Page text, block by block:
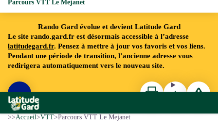
Rando Gard évolue et devient Latitude Gard
Le site rando.gard.fr est désormais accessible à l’adresse
latitudegard.fr. Pensez à mettre à jour vos favoris et vos liens.
Pendant une période de transition, l’ancienne adresse vous
redirigera automatiquement vers le nouveau site.
Rando Gard
Parcours VTT Le Mejanet
ImprimerTéléchargerSignaler
>>Accueil>VTT>Parcours VTT Le Mejanet